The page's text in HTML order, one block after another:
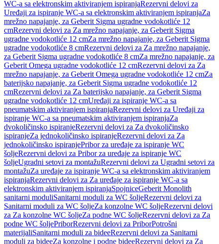
WC-a sa elektronskim aktiviranjem ispiranjaRezervni delovi za
Uređaji za ispiranje WC-a sa elektronskim aktiviranjem ispiranjaZa
mrežno napajanje, za Geberit Sigma ugradne vodokotliće 12
cmRezervni delovi za Za mrežno napajanje, za Geberit Sigma
ugradne vodokotliće 12 cmZa mrežno napajanje, za Geberit Sigma
ugradne vodokotliće 8 cmRezervni delovi za Za mrežno napajanje,
za Geberit Sigma ugradne vodokotliće 8 cmZa mrežno napajanje, za
Geberit Omega ugradne vodokotliće 12 cmRezervni delovi za Za
mrežno napajanje, za Geberit Omega ugradne vodokotliće 12 cmZa
baterijsko napajanje, za Geberit Sigma ugradne vodokotliće 12
cmRezervni delovi za Za baterijsko napajanje, za Geberit Sigma
ugradne vodokotliće 12 cmUređaji za ispiranje WC-a sa
pneumatskim aktiviranjem ispiranjaRezervni delovi za Uređaji za
ispiranje WC-a sa pneumatskim aktiviranjem ispiranjaZa
dvokoličinsko ispiranjeRezervni delovi za Za dvokoličinsko
ispiranjeZa jednokoličinsko ispiranjeRezervni delovi za Za
jednokoličinsko ispiranjePribor za uređaje za ispiranje WC
šoljeRezervni delovi za Pribor za uređaje za ispiranje WC
šoljeUgradni setovi za montažuRezervni delovi za Ugradni setovi za
montažuZa uređaje za ispiranje WC-a sa elektronskim aktiviranjem
ispiranjaRezervni delovi za Za uređaje za ispiranje WC-a sa
elektronskim aktiviranjem ispiranjaSpojniceGeberit Monolith
sanitarni moduliSanitarni moduli za WC šoljeRezervni delovi za
Sanitarni moduli za WC šoljeZa konzolne WC šoljeRezervni delovi
za Za konzolne WC šoljeZa podne WC šoljeRezervni delovi za Za
podne WC šoljePriborRezervni delovi za PriborPotrošni
materijaliSanitarni moduli za bideeRezervni delovi za Sanitarni
moduli za bideeZa konzolne i podne bideeRezervni delovi za Za